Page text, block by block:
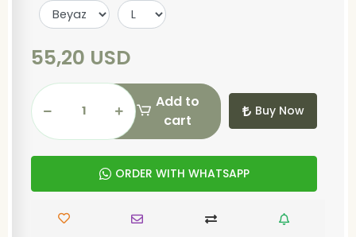
55,20 USD
Add to
cart
Buy Now
ORDER WITH WHATSAPP